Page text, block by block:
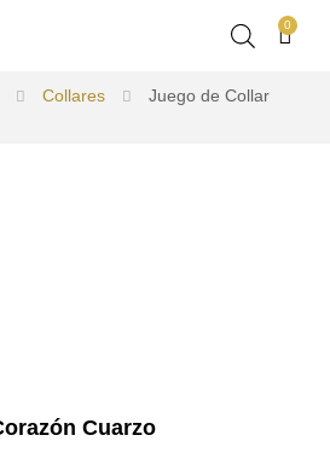
0
Collares
Juego de Collar
Cuarzo